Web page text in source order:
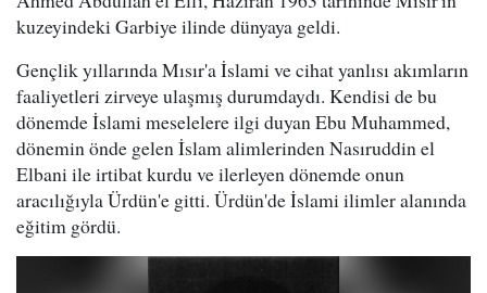
kuzeyindeki Garbiye ilinde dünyaya geldi.
Gençlik yıllarında Mısır'a İslami ve cihat yanlısı akımların
faaliyetleri zirveye ulaşmış durumdaydı. Kendisi de bu
dönemde İslami meselelere ilgi duyan Ebu Muhammed,
dönemin önde gelen İslam alimlerinden Nasıruddin el
Elbani ile irtibat kurdu ve ilerleyen dönemde onun
aracılığıyla Ürdün'e gitti. Ürdün'de İslami ilimler alanında
eğitim gördü.